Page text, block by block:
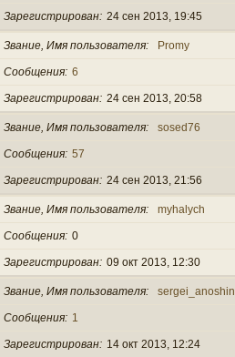
Зарегистрирован 24 сен 2013, 19:45
Звание, Имя пользователя Promy
Сообщения 6
Зарегистрирован 24 сен 2013, 20:58
Звание, Имя пользователя sosed76
Сообщения 57
Зарегистрирован 24 сен 2013, 21:56
Звание, Имя пользователя myhalych
Сообщения 0
Зарегистрирован 09 окт 2013, 12:30
Звание, Имя пользователя sergei_anoshin
Сообщения 1
Зарегистрирован 14 окт 2013, 12:24